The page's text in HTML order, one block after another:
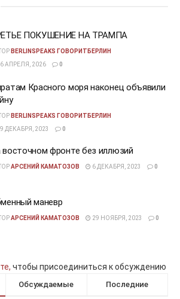
ПОКУШЕНИЕ НА ТРАМПА
BERLINSPEAKS ГОВОРИТБЕРЛИН
АПРЕЛЯ, 2026
0
Красного моря наконец объявили
BERLINSPEAKS ГОВОРИТБЕРЛИН
ДЕКАБРЯ, 2023
0
восточном фронте без иллюзий
АРСЕНИЙ КАМАТОЗОВ 6 ДЕКАБРЯ, 2023 0
маневр
АРСЕНИЙ КАМАТОЗОВ 29 НОЯБРЯ, 2023 0
чтобы присоединиться к обсуждению
Обсуждаемые Последние